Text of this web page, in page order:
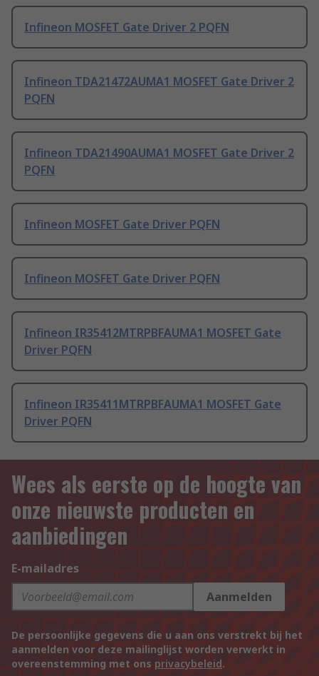
Infineon MOSFET Gate Driver 2 PQFN
Infineon TDA21472AUMA1 MOSFET Gate Driver 2
PQFN
Infineon TDA21490AUMA1 MOSFET Gate Driver 2
PQFN
Infineon MOSFET Gate Driver PQFN
Infineon MOSFET Gate Driver PQFN
Infineon IR35412MTRPBFAUMA1 MOSFET Gate
Driver PQFN
Infineon IR35411MTRPBFAUMA1 MOSFET Gate
Driver PQFN
Wees als eerste op de hoogte van
onze nieuwste producten en
aanbiedingen
E-mailadres
Aanmelden
De persoonlijke gegevens die u aan ons verstrekt bij het
aanmelden voor deze mailinglijst worden verwerkt in
overeenstemming met ons privacybeleid.